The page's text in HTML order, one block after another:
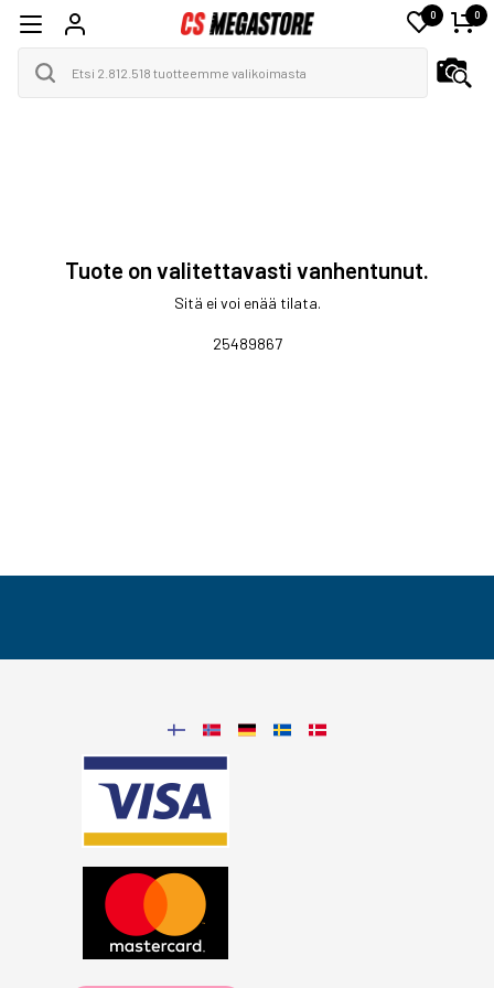
0 0
Tuote on valitettavasti vanhentunut.
Sitä ei voi enää tilata.
25489867